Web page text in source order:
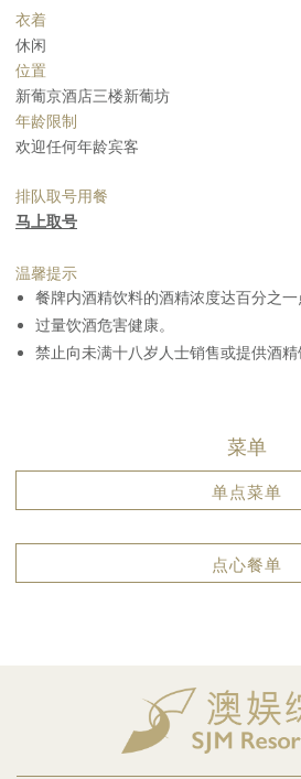
衣着
休闲
位置
新葡京酒店三楼新葡坊
年龄限制
欢迎任何年龄宾客
排队取号用餐
马上取号
温馨提示
餐牌内酒精饮料的酒精浓度达百分之一
过量饮酒危害健康。
禁止向未满十八岁人士销售或提供酒精
菜单
单点菜单
点心餐单